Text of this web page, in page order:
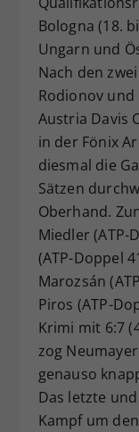
Bologna (18.
Ungarn und
Nach den
Rodionov und
Austria Davis
in der Fönix
diesmal die
Sätzen
Oberhand.
Miedler (ATP-
(ATP-Doppel
Marozsán
Piros (ATP-
Krimi mit 6:7
zog Neumayer
genauso
Das letzte
Kampf um
Zweck